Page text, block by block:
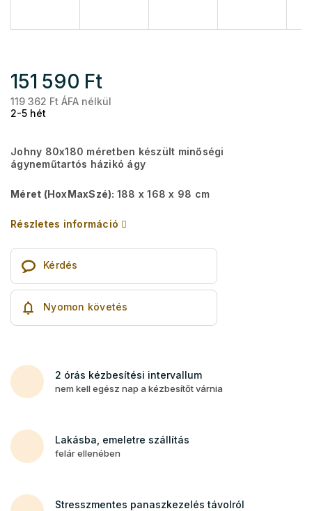
151 590 Ft
119 362 Ft ÁFA nélkül
2-5 hét
Johny 80x180 méretben készült minőségi
ágyneműtartós házikó ágy
Méret (HoxMaxSzé): 188 x 168 x 98 cm
Részletes információ
Kérdés
Nyomon követés
2 órás kézbesítési intervallum
nem kell egész nap a kézbesítőt várnia
Lakásba, emeletre szállítás
felár ellenében
Stresszmentes panaszkezelés távolról